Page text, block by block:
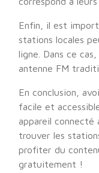
Enfin, il est
stations locales
ligne. Dans ce
antenne FM
En conclusion,
facile et
appareil
trouver les
profiter du
gratuitement !